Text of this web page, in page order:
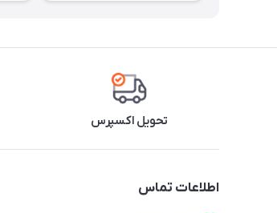
تحویل اکسپرس
اطلاعات تماس